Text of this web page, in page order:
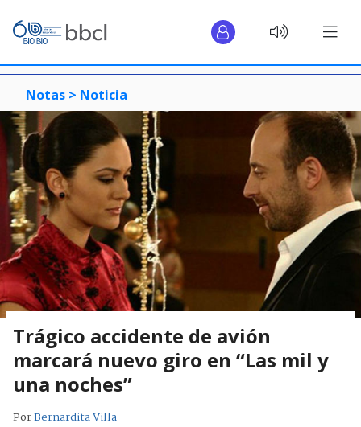
Notas > Noticia
Trágico accidente de avión
marcará nuevo giro en “Las mil y
una noches”
PorBernardita Villa